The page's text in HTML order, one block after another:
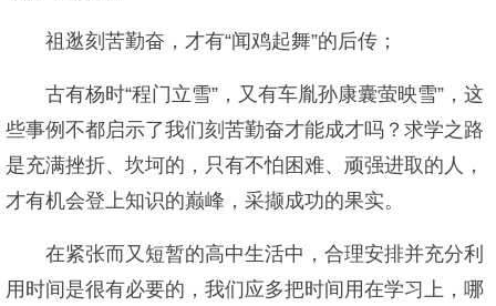
祖逖刻苦勤奋，才有“闻鸡起舞”的后传；
古有杨时“程门立雪”，又有车胤孙康囊萤映雪”，这
些事例不都启示了我们刻苦勤奋才能成才吗？求学之路
是充满挫折、坎坷的，只有不怕困难、顽强进取的人，
才有机会登上知识的巅峰，采撷成功的果实。
在紧张而又短暂的高中生活中，合理安排并充分利
用时间是很有必要的，我们应多把时间用在学习上，哪